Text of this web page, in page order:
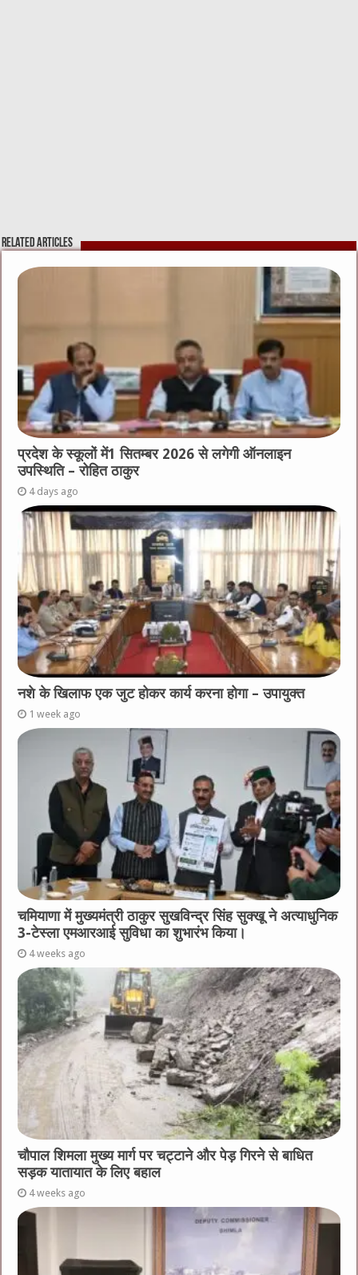
Related Articles
प्रदेश के स्कूलों में1 सितम्बर 2026 से लगेगी ऑनलाइन
उपस्थिति – रोहित ठाकुर
4 days ago
नशे के खिलाफ एक जुट होकर कार्य करना होगा – उपायुक्त
1 week ago
चमियाणा में मुख्यमंत्री ठाकुर सुखविन्द्र सिंह सुक्खू ने अत्याधुनिक
3-टेस्ला एमआरआई सुविधा का शुभारंभ किया।
4 weeks ago
चौपाल शिमला मुख्य मार्ग पर चट्टाने और पेड़ गिरने से बाधित
सड़क यातायात के लिए बहाल
4 weeks ago